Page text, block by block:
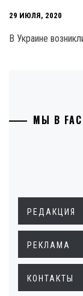
29 ИЮЛЯ, 2020
В Украине
МЫ В
РЕДАКЦИЯ
РЕКЛАМА
КОНТАКТЫ